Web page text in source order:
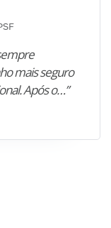
mais seguro
Após o…”